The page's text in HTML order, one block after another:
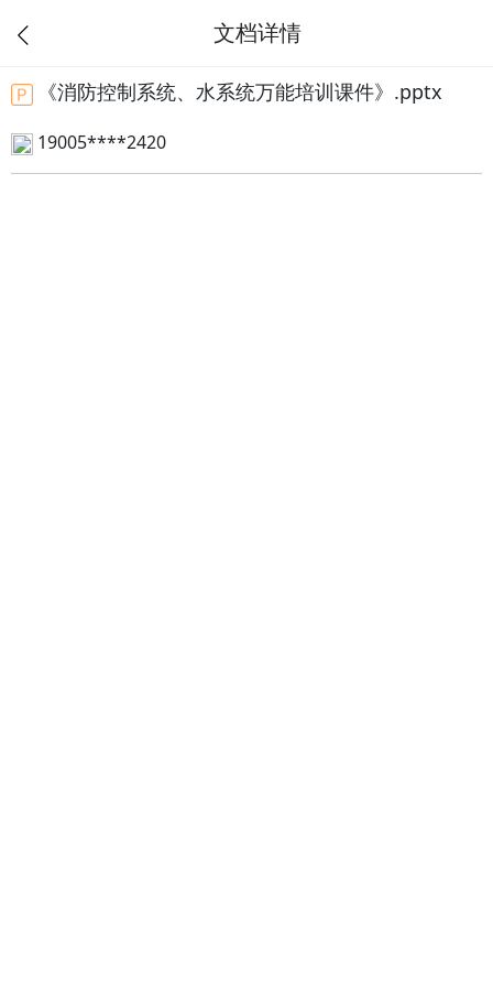
文档详情
《消防控制系统、水系统万能培训课件》.pptx
19005****2420